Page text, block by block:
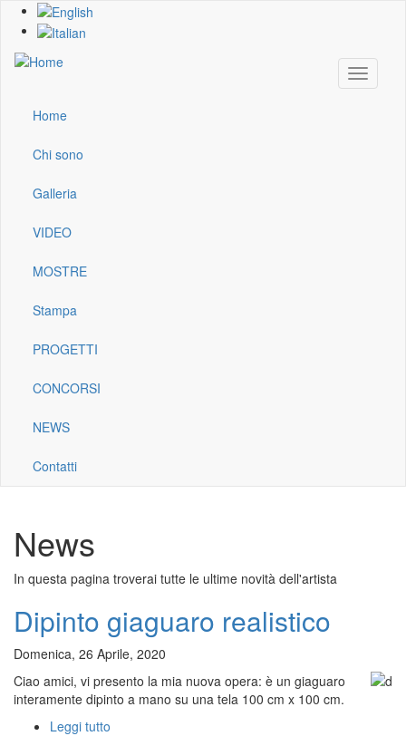
Skip
content
Toggle
Main
navigation
Home
Chi sono
Galleria
VIDEO
MOSTRE
Stampa
PROGETTI
CONCORSI
NEWS
Contatti
News
In questa pagina troverai tutte le ultime novità dell'artista
Dipinto giaguaro realistico
Domenica, 26 Aprile, 2020
Ciao amici, vi presento la mia nuova opera: è un giaguaro
interamente dipinto a mano su una tela 100 cm x 100 cm.
Leggi tutto